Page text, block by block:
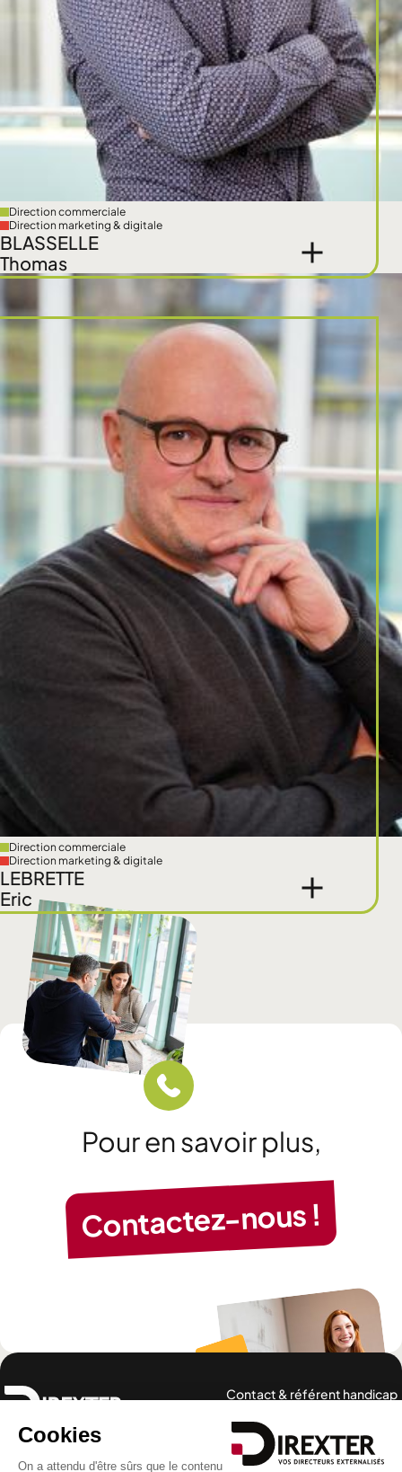
Direction commerciale
Direction marketing & digitale
BLASSELLE
Thomas
Direction commerciale
Direction marketing & digitale
LEBRETTE
Eric
Pour en savoir plus,
Contactez-nous !
Contact & référent handicap
Notre offre
Nos expertises
Cas client